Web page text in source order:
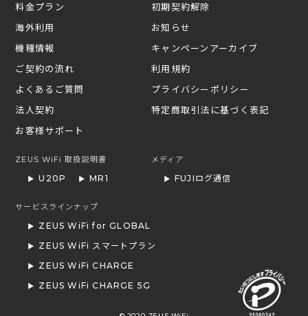
料金プラン
海外利用
機種情報
ご契約の流れ
よくあるご質問
法人契約
お客様サポート
初期契約解除
お知らせ
キャンペーンアーカイブ
利用規約
プライバシーポリシー
特定商取引法に基づく表記
ZEUS WiFi 取扱説明書
U20P MR1
メディア
FUJIログ通信
サービスラインナップ
ZEUS WiFi for GLOBAL
ZEUS WiFi スマートプラン
ZEUS WiFi CHARGE
ZEUS WiFi CHARGE 5G